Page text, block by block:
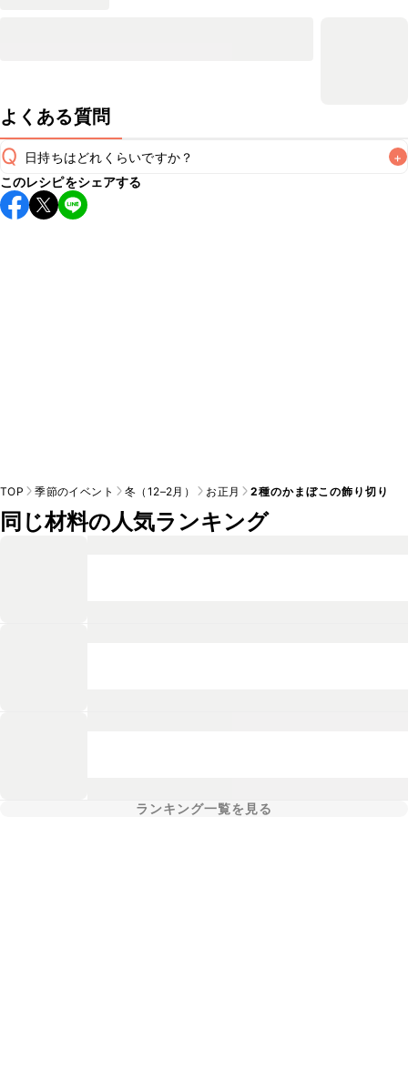
よくある質問
Q 日持ちはどれくらいですか？ +
保存期間は冷蔵で当日中が目安です。なるべくお早めにお召
し上がりください。
このレシピをシェアする
TOP 季節のイベント 冬（12–2月） お正月 2種のかまぼこの飾り切り
同じ材料の人気ランキング
ランキング一覧を見る